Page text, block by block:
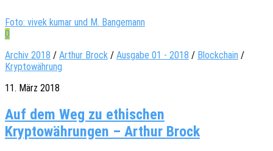
Foto: vivek kumar und M. Bangemann
0
Archiv 2018 / Arthur Brock / Ausgabe 01 - 2018 / Blockchain /
Kryptowährung
11. März 2018
Auf dem Weg zu ethischen
Kryptowährungen – Arthur Brock